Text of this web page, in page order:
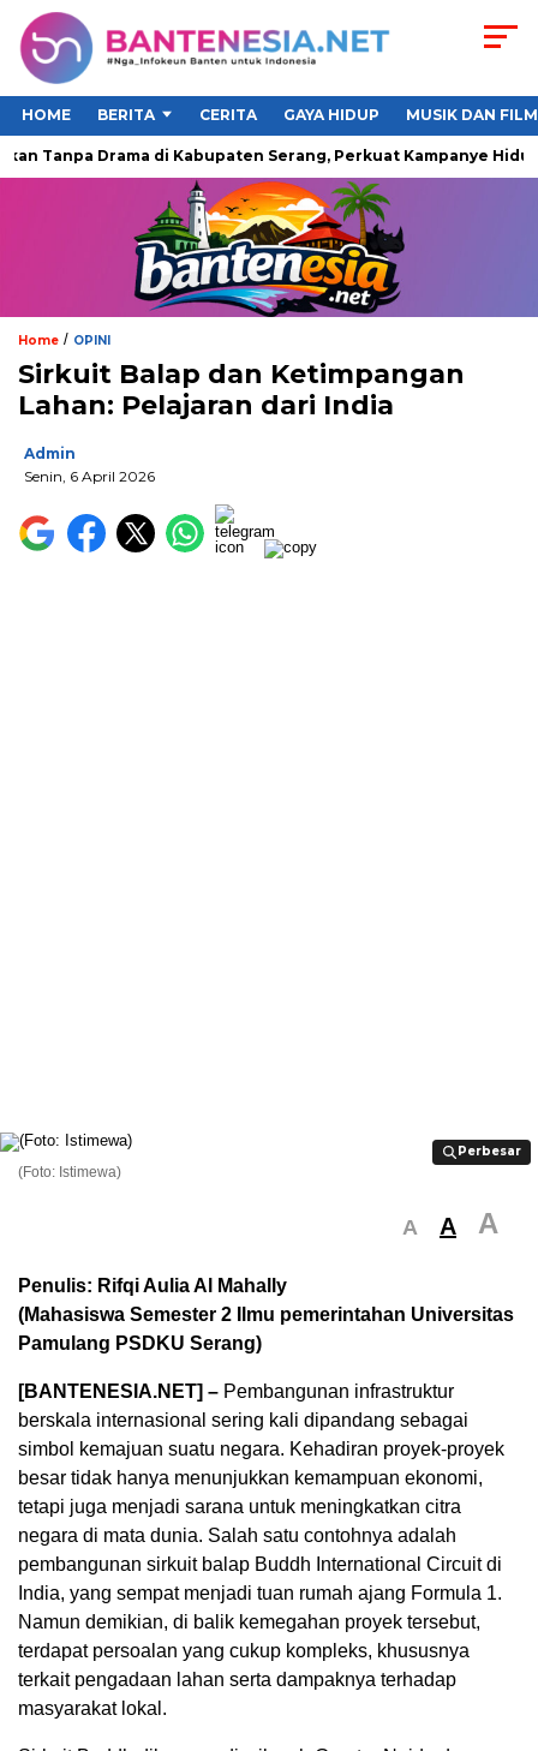
HOME BERITA CERITA GAYA HIDUP MUSIK DAN FILM
Tanpa Drama di Kabupaten Serang, Perkuat Kampanye Hidup
Home / OPINI
Sirkuit Balap dan Ketimpangan
Lahan: Pelajaran dari India
Admin
Senin, 6 April 2026
Perbesar
Perbesar
(Foto: Istimewa)
A A A
Penulis: Rifqi Aulia Al Mahally
(Mahasiswa Semester 2 Ilmu pemerintahan Universitas
Pamulang PSDKU Serang)
[BANTENESIA.NET] – Pembangunan infrastruktur
berskala internasional sering kali dipandang sebagai
simbol kemajuan suatu negara. Kehadiran proyek-proyek
besar tidak hanya menunjukkan kemampuan ekonomi,
tetapi juga menjadi sarana untuk meningkatkan citra
negara di mata dunia. Salah satu contohnya adalah
pembangunan sirkuit balap Buddh International Circuit di
India, yang sempat menjadi tuan rumah ajang Formula 1.
Namun demikian, di balik kemegahan proyek tersebut,
terdapat persoalan yang cukup kompleks, khususnya
terkait pengadaan lahan serta dampaknya terhadap
masyarakat lokal.